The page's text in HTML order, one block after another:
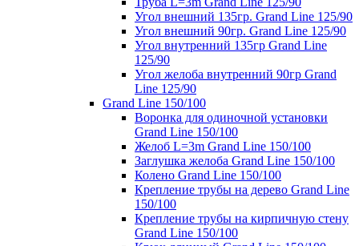
Угол внешний 135гр. Grand Line 125/90
Угол внешний 90гр. Grand Line 125/90
Угол внутренний 135гр Grand Line
125/90
Угол желоба внутренний 90гр Grand
Line 125/90
Grand Line 150/100
Воронка для одиночной установки
Grand Line 150/100
Желоб L=3m Grand Line 150/100
Заглушка желоба Grand Line 150/100
Колено Grand Line 150/100
Крепление трубы на дерево Grand Line
150/100
Крепление трубы на кирпичную стену
Grand Line 150/100